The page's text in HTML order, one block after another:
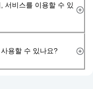
서비스를 이용할 수 있
용할 수 있나요?